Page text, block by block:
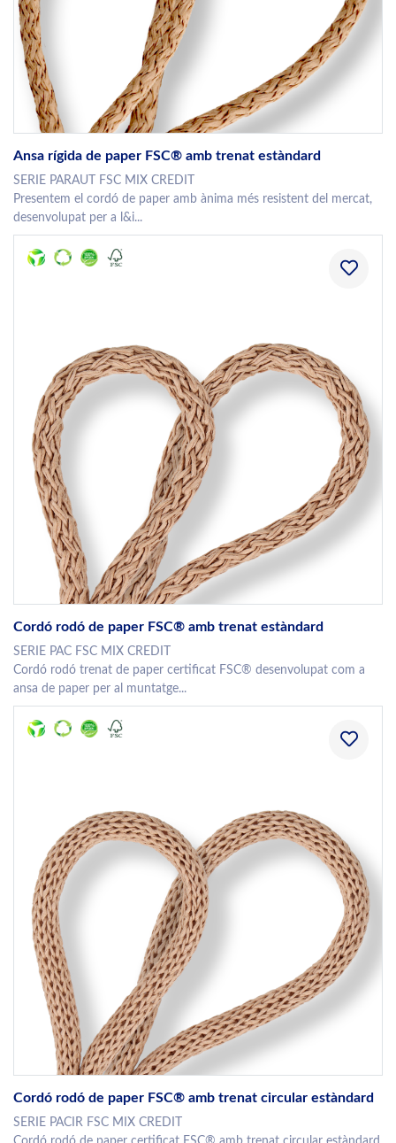
Ansa rígida de paper FSC® amb trenat estàndard
SERIE PARAUT FSC MIX CREDIT
Presentem el cordó de paper amb ànima més resistent del mercat,
desenvolupat per a l&i...
Cordó rodó de paper FSC® amb trenat estàndard
SERIE PAC FSC MIX CREDIT
Cordó rodó trenat de paper certificat FSC® desenvolupat com a
ansa de paper per al muntatge...
Cordó rodó de paper FSC® amb trenat circular estàndard
SERIE PACIR FSC MIX CREDIT